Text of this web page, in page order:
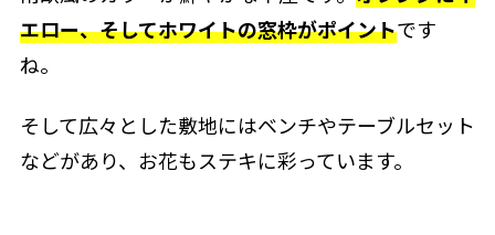
エロー、そしてホワイトの窓枠がポイントです
ね。
そして広々とした敷地にはベンチやテーブルセット
などがあり、お花もステキに彩っています。